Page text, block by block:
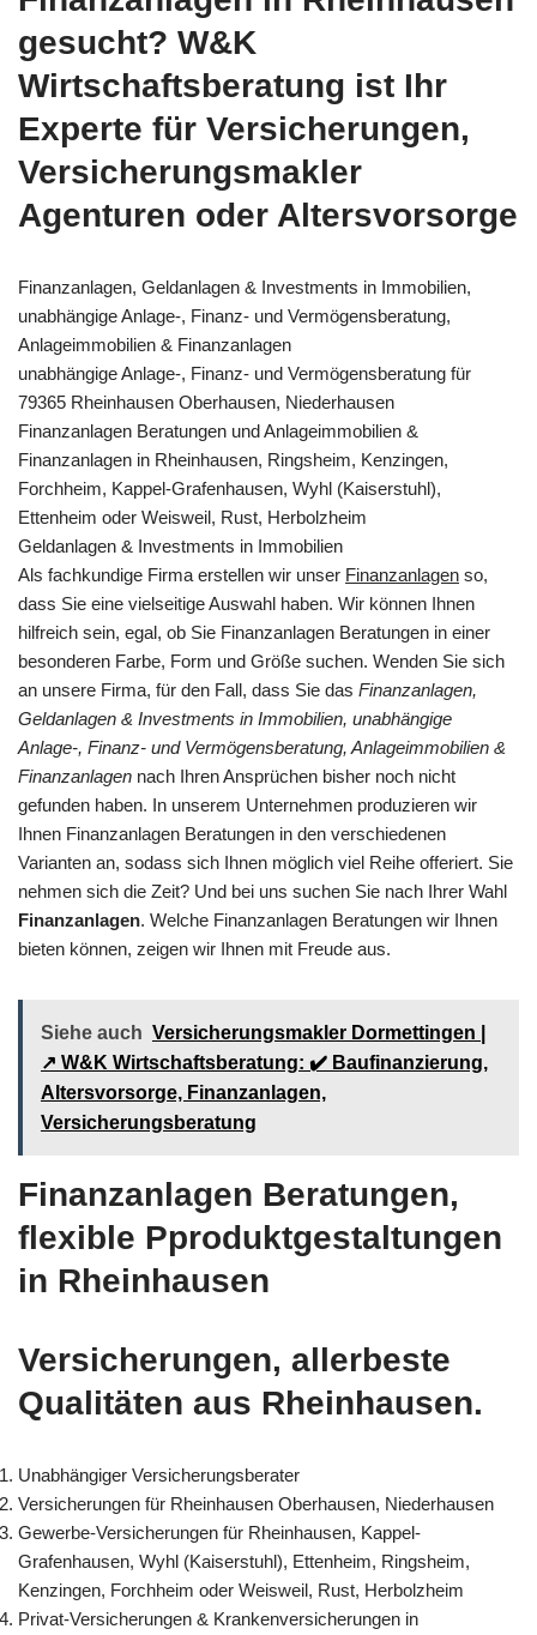
gesucht? W&K
Wirtschaftsberatung ist Ihr
Experte für Versicherungen,
Versicherungsmakler
Agenturen oder Altersvorsorge
Finanzanlagen, Geldanlagen & Investments in Immobilien,
unabhängige Anlage-, Finanz- und Vermögensberatung,
Anlageimmobilien & Finanzanlagen
unabhängige Anlage-, Finanz- und Vermögensberatung für
79365 Rheinhausen Oberhausen, Niederhausen
Finanzanlagen Beratungen und Anlageimmobilien &
Finanzanlagen in Rheinhausen, Ringsheim, Kenzingen,
Forchheim, Kappel-Grafenhausen, Wyhl (Kaiserstuhl),
Ettenheim oder Weisweil, Rust, Herbolzheim
Geldanlagen & Investments in Immobilien
Als fachkundige Firma erstellen wir unser Finanzanlagen so,
dass Sie eine vielseitige Auswahl haben. Wir können Ihnen
hilfreich sein, egal, ob Sie Finanzanlagen Beratungen in einer
besonderen Farbe, Form und Größe suchen. Wenden Sie sich
an unsere Firma, für den Fall, dass Sie das Finanzanlagen,
Geldanlagen & Investments in Immobilien, unabhängige
Anlage-, Finanz- und Vermögensberatung, Anlageimmobilien &
Finanzanlagen nach Ihren Ansprüchen bisher noch nicht
gefunden haben. In unserem Unternehmen produzieren wir
Ihnen Finanzanlagen Beratungen in den verschiedenen
Varianten an, sodass sich Ihnen möglich viel Reihe offeriert. Sie
nehmen sich die Zeit? Und bei uns suchen Sie nach Ihrer Wahl
Finanzanlagen. Welche Finanzanlagen Beratungen wir Ihnen
bieten können, zeigen wir Ihnen mit Freude aus.
Siehe auch Versicherungsmakler Dormettingen |
↗️ W&K Wirtschaftsberatung: ✔️ Baufinanzierung,
Altersvorsorge, Finanzanlagen,
Versicherungsberatung
Finanzanlagen Beratungen,
flexible Pproduktgestaltungen
in Rheinhausen
Versicherungen, allerbeste
Qualitäten aus Rheinhausen.
Unabhängiger Versicherungsberater
Versicherungen für Rheinhausen Oberhausen, Niederhausen
Gewerbe-Versicherungen für Rheinhausen, Kappel-
Grafenhausen, Wyhl (Kaiserstuhl), Ettenheim, Ringsheim,
Kenzingen, Forchheim oder Weisweil, Rust, Herbolzheim
Privat-Versicherungen & Krankenversicherungen in